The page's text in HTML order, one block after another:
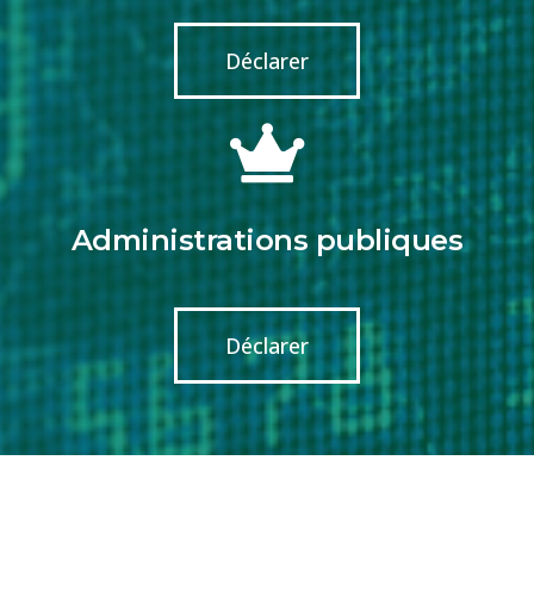
Déclarer
Administrations publiques
Déclarer